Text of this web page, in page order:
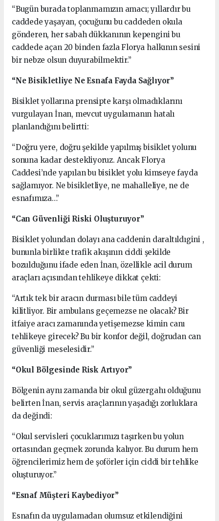
“Bugün burada toplanmamızın amacı; yıllardır bu
caddede yaşayan, çocuğunu bu caddeden okula
gönderen, her sabah dükkanının kepengini bu
caddede açan 20 binden fazla Florya halkının sesini
bir nebze olsun duyurabilmektir.”
“Ne Bisikletliye Ne Esnafa Fayda Sağlıyor”
Bisiklet yollarına prensipte karşı olmadıklarını
vurgulayan İnan, mevcut uygulamanın hatalı
planlandığını belirtti:
“Doğru yere, doğru şekilde yapılmış bisiklet yolunu
sonuna kadar destekliyoruz. Ancak Florya
Caddesi’nde yapılan bu bisiklet yolu kimseye fayda
sağlamıyor. Ne bisikletliye, ne mahalleliye, ne de
esnafımıza…”
“Can Güvenliği Riski Oluşturuyor”
Bisiklet yolundan dolayı ana caddenin daraltıldıgini ,
bununla birlikte trafik akışının ciddi şekilde
bozulduğunu ifade eden İnan, özellikle acil durum
araçları açısından tehlikeye dikkat çekti:
“Artık tek bir aracın durması bile tüm caddeyi
kilitliyor. Bir ambulans geçemezse ne olacak? Bir
itfaiye aracı zamanında yetişemezse kimin canı
tehlikeye girecek? Bu bir konfor değil, doğrudan can
güvenliği meselesidir.”
“Okul Bölgesinde Risk Artıyor”
Bölgenin aynı zamanda bir okul güzergahı olduğunu
belirten İnan, servis araçlarının yaşadığı zorluklara
da değindi:
“Okul servisleri çocuklarımızı taşırken bu yolun
ortasından geçmek zorunda kalıyor. Bu durum hem
öğrencilerimiz hem de şoförler için ciddi bir tehlike
oluşturuyor.”
“Esnaf Müşteri Kaybediyor”
Esnafın da uygulamadan olumsuz etkilendiğini